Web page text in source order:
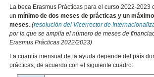
La beca Erasmus Prácticas para el curso 2022-2023
unmínimo de dos meses de prácticas y un
meses.(resolución del Vicerrector de
por la que se amplía el número de meses de
Erasmus Prácticas 2022/2023)
La cuantía mensual de la ayuda depende del país
prácticas, de acuerdo con el siguiente cuadro: